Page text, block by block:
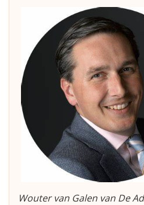
Wouter van Galen van De